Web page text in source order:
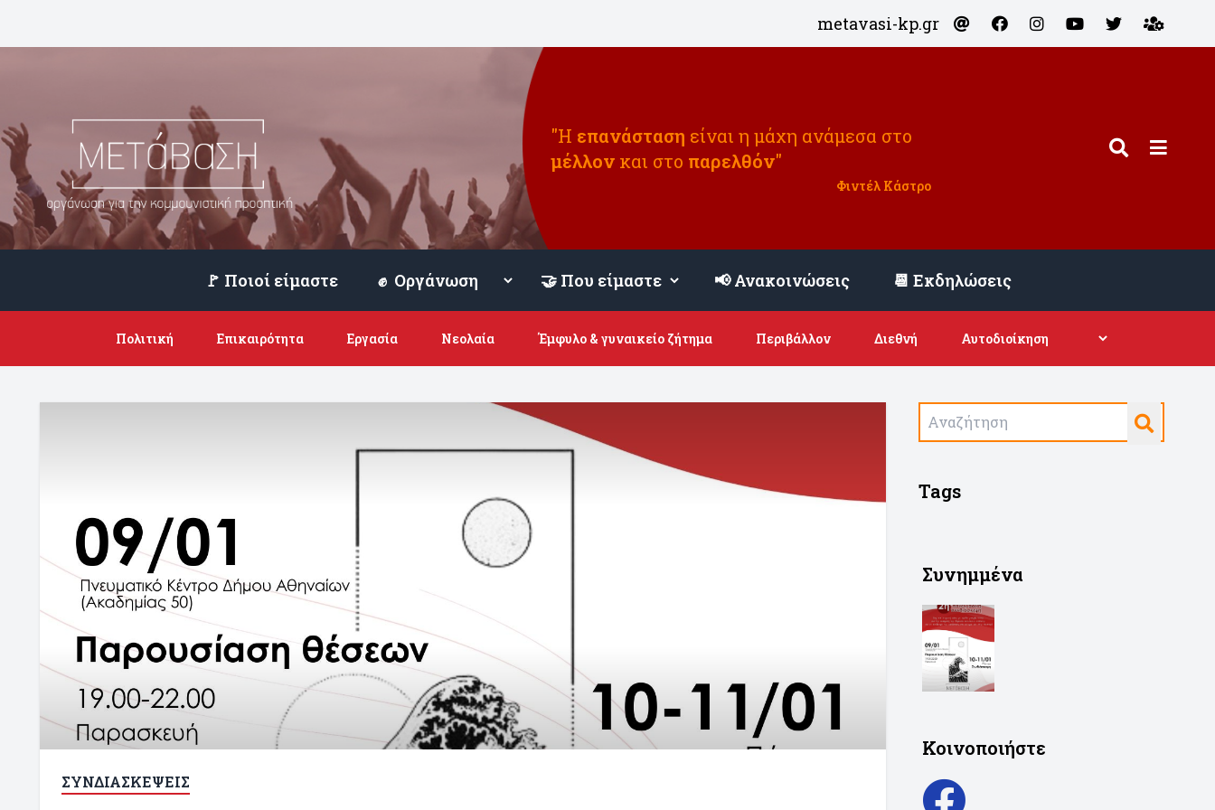
metavasi-kp.gr
"Η επανάσταση είναι η μάχη ανάμεσα στο
μέλλονκαι στο παρελθόν"
Φιντέλ Κάστρο
🚩 Ποιοί είμαστε 📢 Ανακοινώσεις 📆 Εκδηλώσεις
Πολιτική Επικαιρότητα Εργασία Νεολαία Έμφυλο & γυναικείο ζήτημα Περιβάλλον Διεθνή Αυτοδιοίκηση
ΣΥΝΔΙΑΣΚΕΨΕΙΣ
Tags
Συνημμένα
Κοινοποιήστε